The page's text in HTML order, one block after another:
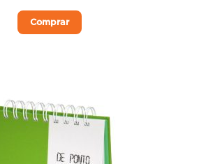
Comprar
Este
As
opções
podem
ser